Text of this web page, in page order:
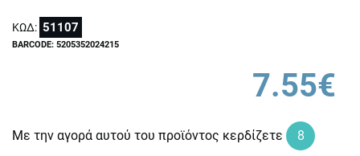
ΚΩΔ: 51107
BARCODE: 5205352024215
7.55€
Με την αγορά αυτού του προϊόντος κερδίζετε
8